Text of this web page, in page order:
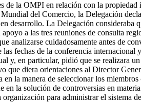
de la OMPI en relación con la
del Comercio, la Delegación
desarrollo. La Delegación
a las tres reuniones de consulta
analizarse cuidadosamente antes de
fechas de la conferencia
y, en particular, pidió que se realizara
diera orientaciones al Director
en la manera de seleccionar los
la solución de controversias en
para administrar el sistema